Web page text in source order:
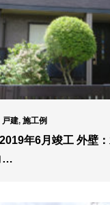
戸建, 施工例
年6月竣工 外壁
…